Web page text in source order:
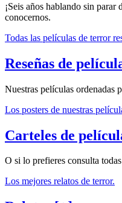
¡Seis años hablando sin
conocernos.
Todas las películas de terror
Reseñas de
Nuestras películas ordenadas
Los posters de nuestras
Carteles de
O si lo prefieres consulta
Los mejores relatos de terror.